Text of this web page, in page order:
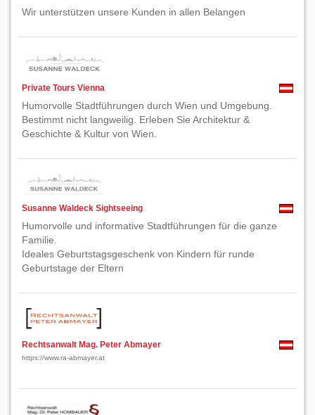
Wir unterstützen unsere Kunden in allen Belangen
Private Tours Vienna
Humorvolle Stadtführungen durch Wien und Umgebung.
Bestimmt nicht langweilig. Erleben Sie Architektur &
Geschichte & Kultur von Wien.
Susanne Waldeck Sightseeing
Humorvolle und informative Stadtführungen für die ganze
Familie.
Ideales Geburtstagsgeschenk von Kindern für runde
Geburtstage der Eltern
Rechtsanwalt Mag. Peter Abmayer
https://www.ra-abmayer.at